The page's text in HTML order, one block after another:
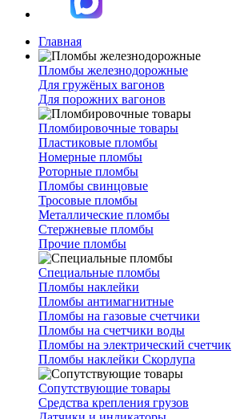
Главная
Пломбы железнодорожные
Для гружёных вагонов
Для порожних вагонов
Пломбировочные товары
Пластиковые пломбы
Номерные пломбы
Роторные пломбы
Пломбы свинцовые
Тросовые пломбы
Металлические пломбы
Стержневые пломбы
Прочие пломбы
Специальные пломбы
Пломбы наклейки
Пломбы антимагнитные
Пломбы на газовые счетчики
Пломбы на счетчики воды
Пломбы на электрический счетчик
Пломбы наклейки Скорлупа
Сопутствующие товары
Средства крепления грузов